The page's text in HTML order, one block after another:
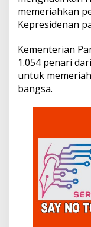
memeriahkan
Kepresidenan
Kementerian
1.054 penari
untuk
bangsa.